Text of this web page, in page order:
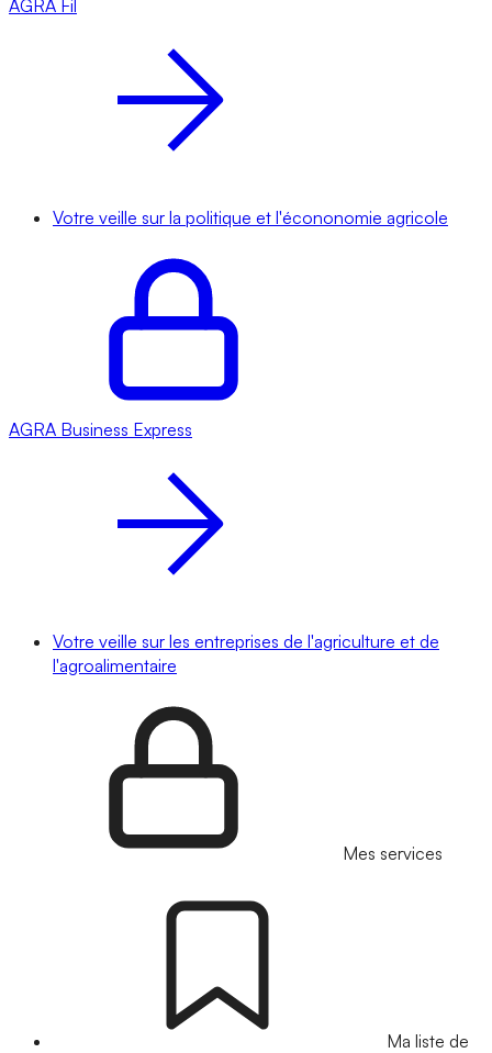
AGRA Fil
Votre veille sur la politique et l'écononomie agricole
AGRA Business Express
Votre veille sur les entreprises de l'agriculture et de
l'agroalimentaire
Mes services
Ma liste de